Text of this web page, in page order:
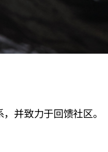
并致力于回馈社区。